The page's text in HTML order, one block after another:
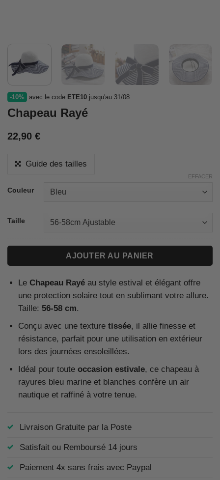
-10% avec le code ETE10 jusqu'au 31/08
Chapeau Rayé
22,90 €
Guide des tailles
Couleur
Taille
EFFACER
AJOUTER AU PANIER
Le Chapeau Rayéau style estival et élégant offre
une protection solaire tout en sublimant votre allure.
Taille: 56-58 cm.
Conçu avec une texture tissée, il allie finesse et
résistance, parfait pour une utilisation en extérieur
lors des journées ensoleillées.
Idéal pour toute occasion estivale, ce chapeau à
rayures bleu marine et blanches confère un air
nautique et raffiné à votre tenue.
Livraison Gratuite par la Poste
Satisfait ou Remboursé 14 jours
Paiement 4x sans frais avec Paypal